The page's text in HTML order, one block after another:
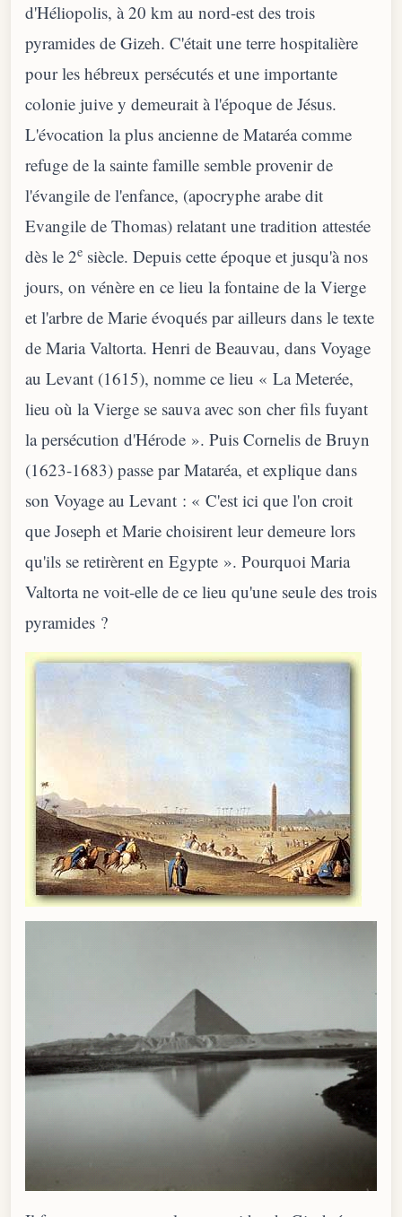
d'Héliopolis, à 20 km au nord-est des trois
pyramides de Gizeh. C'était une terre hospitalière
pour les hébreux persécutés et une importante
colonie juive y demeurait à l'époque de Jésus.
L'évocation la plus ancienne de Mataréa comme
refuge de la sainte famille semble provenir de
l'évangile de l'enfance, (apocryphe arabe dit
Evangile de Thomas) relatant une tradition attestée
dès le 2e siècle. Depuis cette époque et jusqu'à nos
jours, on vénère en ce lieu la fontaine de la Vierge
et l'arbre de Marie évoqués par ailleurs dans le texte
de Maria Valtorta. Henri de Beauvau, dans Voyage
au Levant (1615), nomme ce lieu « La Meterée,
lieu où la Vierge se sauva avec son cher fils fuyant
la persécution d'Hérode ». Puis Cornelis de Bruyn
(1623-1683) passe par Mataréa, et explique dans
son Voyage au Levant : « C'est ici que l'on croit
que Joseph et Marie choisirent leur demeure lors
qu'ils se retirèrent en Egypte ». Pourquoi Maria
Valtorta ne voit-elle de ce lieu qu'une seule des trois
pyramides ?